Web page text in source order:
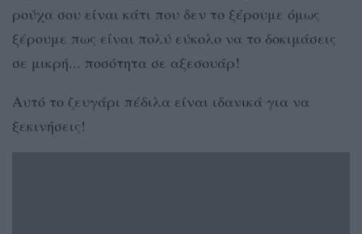
ρούχα σου είναι κάτι που δεν το ξέρουμε όμως
ξέρουμε πως είναι πολύ εύκολο να το δοκιμάσεις
σε μικρή... ποσότητα σε αξεσουάρ!
Αυτό το ζευγάρι πέδιλα είναι ιδανικά για να
ξεκινήσεις!